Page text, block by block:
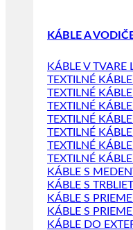
KÁBLE A
KÁBLE V TVARE
TEXTILNÉ
TEXTILNÉ
TEXTILNÉ
TEXTILNÉ
TEXTILNÉ
TEXTILNÉ
TEXTILNÉ
KÁBLE S
KÁBLE S
KÁBLE S
KÁBLE S
KÁBLE DO